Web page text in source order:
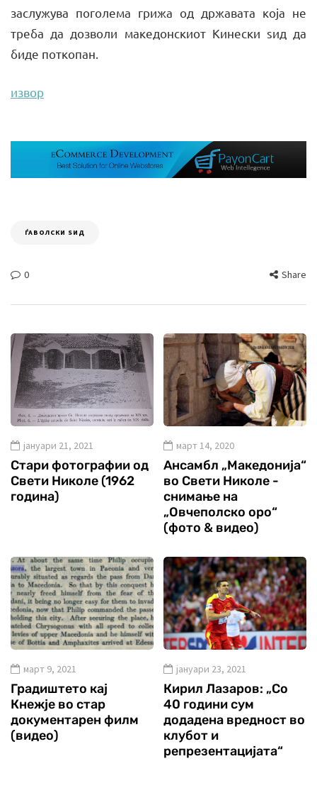
заслужува поголема грижа од државата која не
треба да дозволи македонскиот Кинески ѕид да
биде поткопан.
извор
ЃАВОЛСКИ ЅИД
0 Share
јануари 21, 2021
Стари фотографии од
Свети Николе (1962
година)
март 14, 2020
Ансамбл „Македонија“
во Свети Николе -
снимање на
„Овчеполско оро“
(фото & видео)
март 9, 2021
Градиштето кај
Кнежје во стар
документарен филм
(видео)
јануари 23, 2021
Кирил Лазаров: „Со
40 години сум
додадена вредност во
клубот и
репрезентацијата“